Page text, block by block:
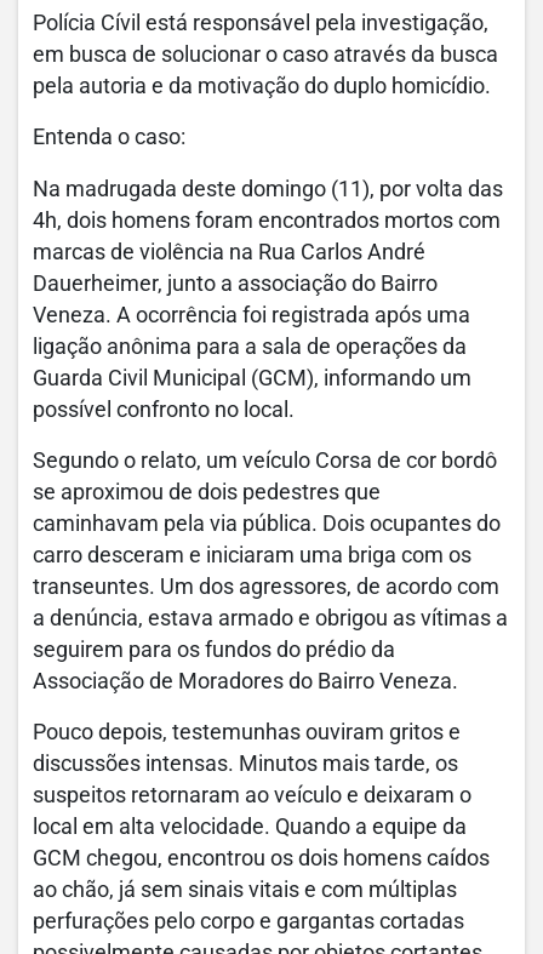
Polícia Cívil está responsável pela investigação,
em busca de solucionar o caso através da busca
pela autoria e da motivação do duplo homicídio.
Entenda o caso:
Na madrugada deste domingo (11), por volta das
4h, dois homens foram encontrados mortos com
marcas de violência na Rua Carlos André
Dauerheimer, junto a associação do Bairro
Veneza. A ocorrência foi registrada após uma
ligação anônima para a sala de operações da
Guarda Civil Municipal (GCM), informando um
possível confronto no local.
Segundo o relato, um veículo Corsa de cor bordô
se aproximou de dois pedestres que
caminhavam pela via pública. Dois ocupantes do
carro desceram e iniciaram uma briga com os
transeuntes. Um dos agressores, de acordo com
a denúncia, estava armado e obrigou as vítimas a
seguirem para os fundos do prédio da
Associação de Moradores do Bairro Veneza.
Pouco depois, testemunhas ouviram gritos e
discussões intensas. Minutos mais tarde, os
suspeitos retornaram ao veículo e deixaram o
local em alta velocidade. Quando a equipe da
GCM chegou, encontrou os dois homens caídos
ao chão, já sem sinais vitais e com múltiplas
perfurações pelo corpo e gargantas cortadas